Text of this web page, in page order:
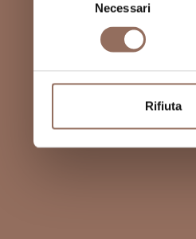
Necessari
Rifiuta